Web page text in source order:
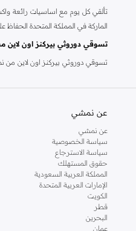
تألقي كل يوم مع اساسيات رائعة
الماركة في المملكة المتحدة
تسوقي دوروثي بيركنز اون
تسوقي دوروثي بيركنز اون لاين من
عن نمشي
عن نمشي
سياسة الخصوصية
سياسة الاسترجاع
حقوق المستهلك
المملكة العربية السعودية
الإمارات العربية المتحدة
الكويت
قطر
البحرين
عمان